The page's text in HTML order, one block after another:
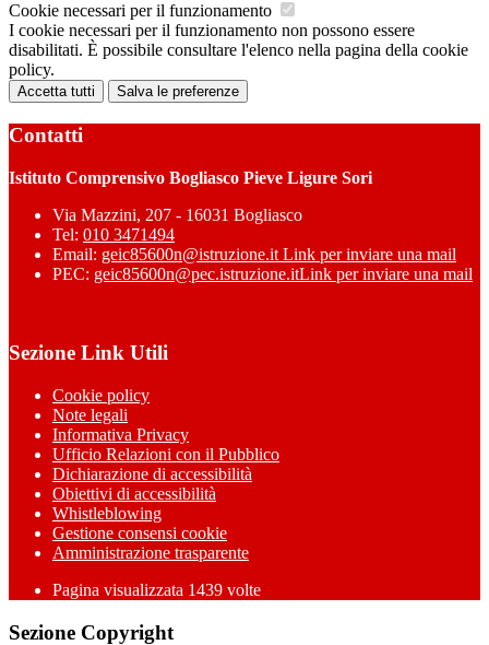
Cookie necessari per il funzionamento
I cookie necessari per il funzionamento non possono essere
disabilitati. È possibile consultare l'elenco nella pagina della cookie
policy.
Accetta tutti Salva le preferenze
Contatti
Istituto Comprensivo Bogliasco Pieve Ligure Sori
Via Mazzini, 207 - 16031 Bogliasco
Tel: 010 3471494
Email: geic85600n@istruzione.it Link per inviare una mail
PEC: geic85600n@pec.istruzione.itLink per inviare una mail
Sezione Link Utili
Cookie policy
Note legali
Informativa Privacy
Ufficio Relazioni con il Pubblico
Dichiarazione di accessibilità
Obiettivi di accessibilità
Whistleblowing
Gestione consensi cookie
Amministrazione trasparente
Pagina visualizzata 1439 volte
Sezione Copyright